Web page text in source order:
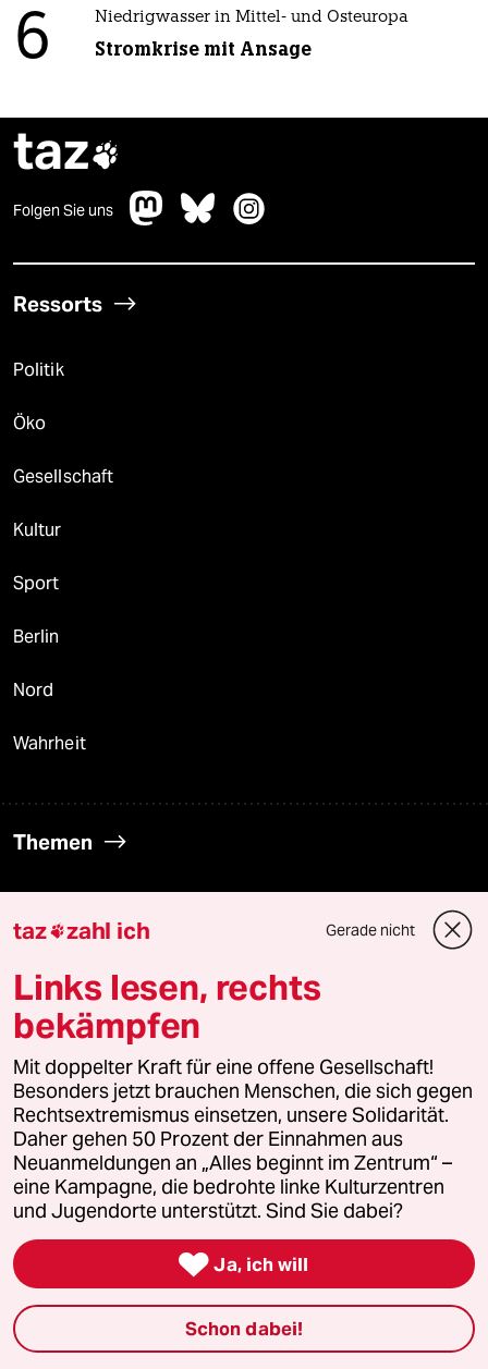
6 Niedrigwasser in Mittel- und Osteuropa
Stromkrise mit Ansage
taz
Folgen Sie uns
Ressorts
Politik
Öko
Gesellschaft
Kultur
Sport
Berlin
Nord
Wahrheit
Themen
Niedrigwasser
Waldbrände
Verlag
Hausblog
Die Seitenwende
taz zahl ich Gerade nicht
Links lesen, rechts
bekämpfen
Mit doppelter Kraft für eine offene Gesellschaft!
Besonders jetzt brauchen Menschen, die sich gegen
Rechtsextremismus einsetzen, unsere Solidarität.
Daher gehen 50 Prozent der Einnahmen aus
Neuanmeldungen an „Alles beginnt im Zentrum“ –
eine Kampagne, die bedrohte linke Kulturzentren
und Jugendorte unterstützt. Sind Sie dabei?
 Ja, ich will
Schon dabei!